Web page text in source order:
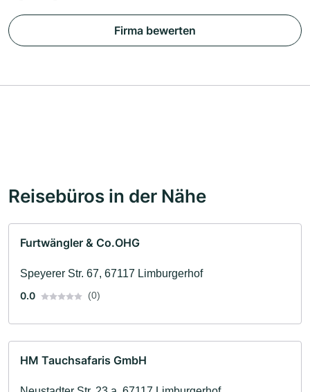
Firma bewerten
Reisebüros in der Nähe
Furtwängler & Co.OHG
Speyerer Str. 67, 67117 Limburgerhof
0.0
(0)
HM Tauchsafaris GmbH